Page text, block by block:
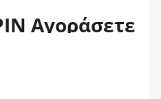
Αγοράσετε